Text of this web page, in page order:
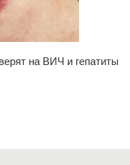
на ВИЧ и гепатиты